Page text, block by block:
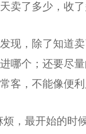
卖了多少，收
现，除了知道
哪个；还要尽
客，不能像便
烦，最开始的时